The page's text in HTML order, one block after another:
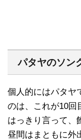
パタヤのソン
個人的にはパタヤ
のは、これが10回
はっきり言って、
昼間はまともに外